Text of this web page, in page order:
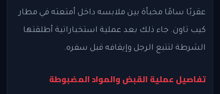
عقربًا سامًا مخبأة بين ملابسه داخل أمتعته في مطار
كيب تاون. جاء ذلك بعد عملية استخباراتية أطلقتها
الشرطة لتتبع الرجل وإيقافه قبل سفره.
تفاصيل عملية القبض والمواد المضبوطة